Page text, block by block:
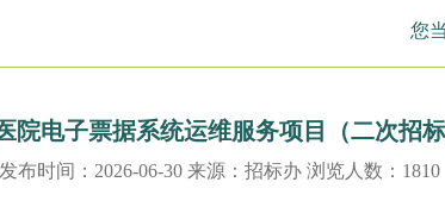
您
院电子票据系统运维服务项目（二次招
发布时间：2026-06-30 来源：招标办 浏览人数：1810